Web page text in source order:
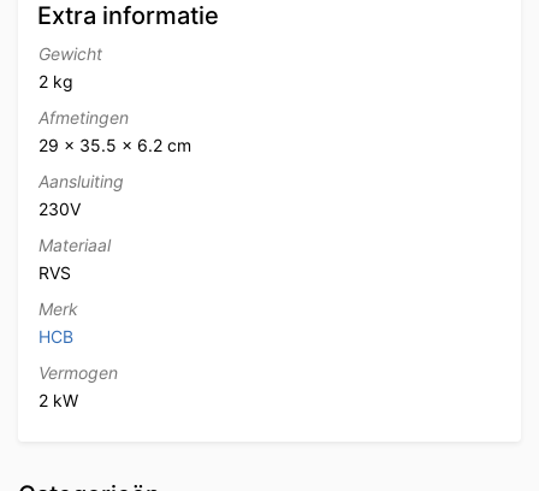
Extra informatie
Gewicht
2 kg
Afmetingen
29 × 35.5 × 6.2 cm
Aansluiting
230V
Materiaal
RVS
Merk
HCB
Vermogen
2 kW